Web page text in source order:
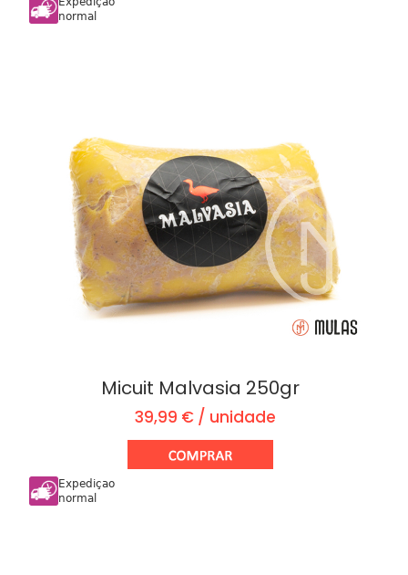
normal
Micuit Malvasia 250gr
39,99 € / unidade
Expediçao
normal